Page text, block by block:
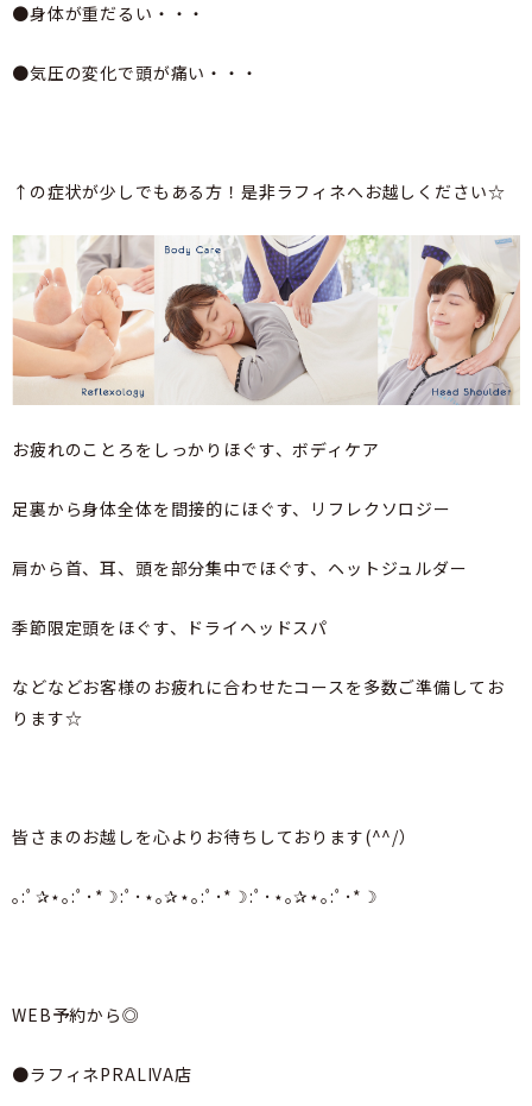
●身体が重だるい・・・
●気圧の変化で頭が痛い・・・
↑の症状が少しでもある方！是非ラフィネへお越しください☆
お疲れのことろをしっかりほぐす、ボディケア
足裏から身体全体を間接的にほぐす、リフレクソロジー
肩から首、耳、頭を部分集中でほぐす、ヘットジュルダー
季節限定頭をほぐす、ドライヘッドスパ
などなどお客様のお疲れに合わせたコースを多数ご準備してお
ります☆
皆さまのお越しを心よりお待ちしております(^^/）
｡:ﾟ✰⋆｡:ﾟ･*☽:ﾟ･⋆｡✰⋆｡:ﾟ･*☽:ﾟ･⋆｡✰⋆｡:ﾟ･*☽
WEB予約から◎
●ラフィネPRALIVA店